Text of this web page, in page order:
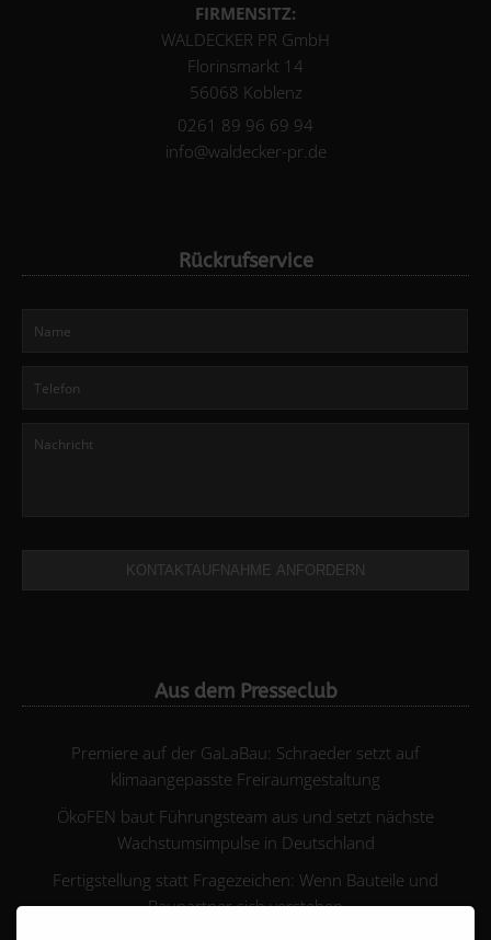
FIRMENSITZ:
WALDECKER PR GmbH
Florinsmarkt 14
56068 Koblenz
0261 89 96 69 94
info@waldecker-pr.de
Rückrufservice
KONTAKTAUFNAHME ANFORDERN
Aus dem Presseclub
Premiere auf der GaLaBau: Schraeder setzt auf
klimaangepasste Freiraumgestaltung
ÖkoFEN baut Führungsteam aus und setzt nächste
Wachstumsimpulse in Deutschland
Fertigstellung statt Fragezeichen: Wenn Bauteile und
Baupartner sich verstehen